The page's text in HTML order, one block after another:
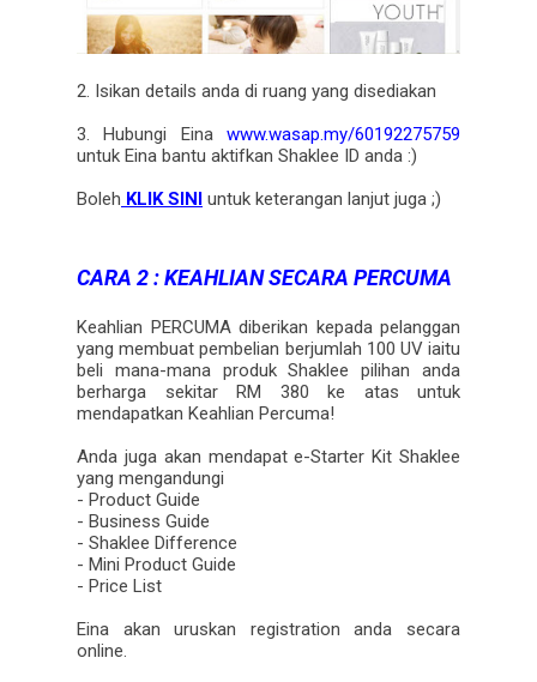
2. Isikan details anda di ruang yang disediakan
3. Hubungi Eina www.wasap.my/60192275759
untuk Eina bantu aktifkan Shaklee ID anda :)
Boleh KLIK SINI untuk keterangan lanjut juga ;)
CARA 2 : KEAHLIAN SECARA PERCUMA
Keahlian PERCUMA diberikan kepada pelanggan
yang membuat pembelian berjumlah 100 UV iaitu
beli mana-mana produk Shaklee pilihan anda
berharga sekitar RM 380 ke atas untuk
mendapatkan Keahlian Percuma!
Anda juga akan mendapat e-Starter Kit Shaklee
yang mengandungi
- Product Guide
- Business Guide
- Shaklee Difference
- Mini Product Guide
- Price List
Eina akan uruskan registration anda secara
online.